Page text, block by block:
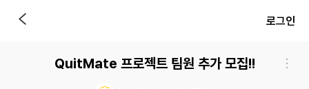
로그인
QuitMate 프로젝트 팀원 추가 모집!!